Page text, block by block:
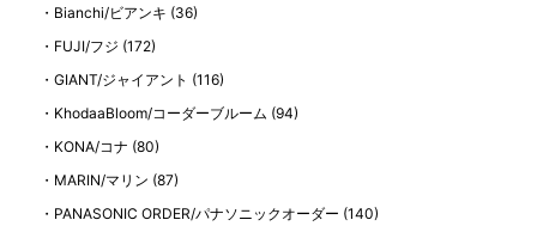
Bianchi/ビアンキ (36)
FUJI/フジ (172)
GIANT/ジャイアント (116)
KhodaaBloom/コーダーブルーム (94)
KONA/コナ (80)
MARIN/マリン (87)
PANASONIC ORDER/パナソニックオーダー (140)